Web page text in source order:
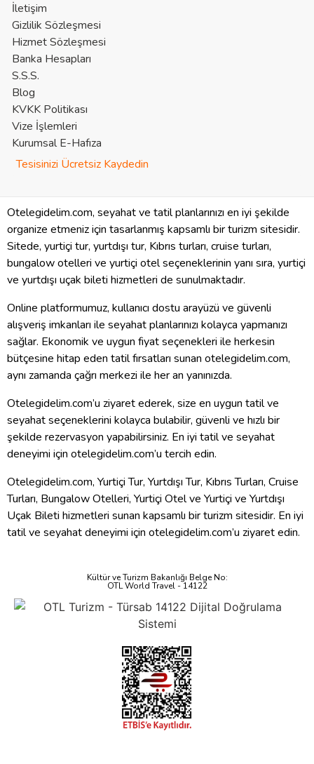
İletişim
Gizlilik Sözleşmesi
Hizmet Sözleşmesi
Banka Hesapları
S.S.S.
Blog
KVKK Politikası
Vize İşlemleri
Kurumsal E-Hafıza
Tesisinizi Ücretsiz Kaydedin
Otelegidelim.com, seyahat ve tatil planlarınızı en iyi şekilde
organize etmeniz için tasarlanmış kapsamlı bir turizm sitesidir.
Sitede, yurtiçi tur, yurtdışı tur, Kıbrıs turları, cruise turları,
bungalow otelleri ve yurtiçi otel seçeneklerinin yanı sıra, yurtiçi
ve yurtdışı uçak bileti hizmetleri de sunulmaktadır.
Online platformumuz, kullanıcı dostu arayüzü ve güvenli
alışveriş imkanları ile seyahat planlarınızı kolayca yapmanızı
sağlar. Ekonomik ve uygun fiyat seçenekleri ile herkesin
bütçesine hitap eden tatil fırsatları sunan otelegidelim.com,
aynı zamanda çağrı merkezi ile her an yanınızda.
Otelegidelim.com’u ziyaret ederek, size en uygun tatil ve
seyahat seçeneklerini kolayca bulabilir, güvenli ve hızlı bir
şekilde rezervasyon yapabilirsiniz. En iyi tatil ve seyahat
deneyimi için otelegidelim.com’u tercih edin.
Otelegidelim.com, Yurtiçi Tur, Yurtdışı Tur, Kıbrıs Turları, Cruise
Turları, Bungalow Otelleri, Yurtiçi Otel ve Yurtiçi ve Yurtdışı
Uçak Bileti hizmetleri sunan kapsamlı bir turizm sitesidir. En iyi
tatil ve seyahat deneyimi için otelegidelim.com’u ziyaret edin.
Kültür ve Turizm Bakanlığı Belge No:
OTL World Travel - 14122